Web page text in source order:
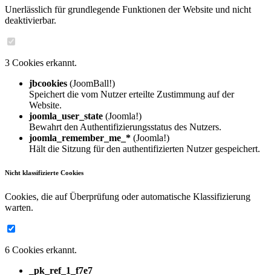
Unerlässlich für grundlegende Funktionen der Website und nicht
deaktivierbar.
3 Cookies erkannt.
jbcookies (JoomBall!)
Speichert die vom Nutzer erteilte Zustimmung auf der
Website.
joomla_user_state (Joomla!)
Bewahrt den Authentifizierungsstatus des Nutzers.
joomla_remember_me_* (Joomla!)
Hält die Sitzung für den authentifizierten Nutzer gespeichert.
Nicht klassifizierte Cookies
Cookies, die auf Überprüfung oder automatische Klassifizierung
warten.
6 Cookies erkannt.
_pk_ref_1_f7e7